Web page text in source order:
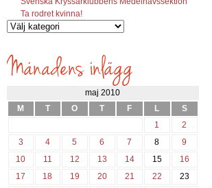
Ta rodret kvinna!
Vilka
söks?
maj 2010
M
T O T F L
S
1
2
3
4 5 6 7 8
9
10
11 12 13 14 15
16
17
18 19 20 21 22
23